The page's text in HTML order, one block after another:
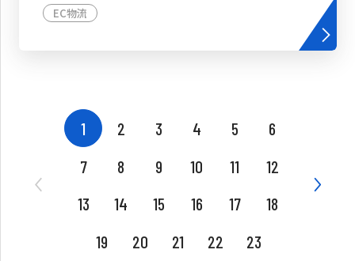
EC物流
1 2 3 4 5
6
7
8 9 10 11
12
13
14 15 16 17
18
19
20 21 22 23